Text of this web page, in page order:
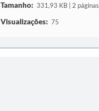
Tamanho: 331,93 KB | 2 páginas
Visualizações: 75